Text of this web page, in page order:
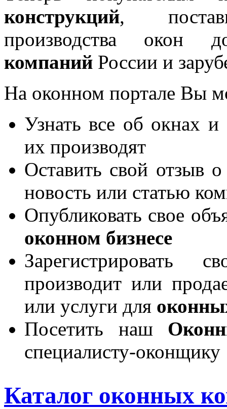
конструкций,
производства окон
компаний России и
На оконном портале Вы
Узнать все об окнах и
их производят
Оставить свой отзыв
новость или статью
Опубликовать свое
оконном бизнесе
производит или
или услуги для
Посетить наш
специалисту-оконщику
Каталог оконных